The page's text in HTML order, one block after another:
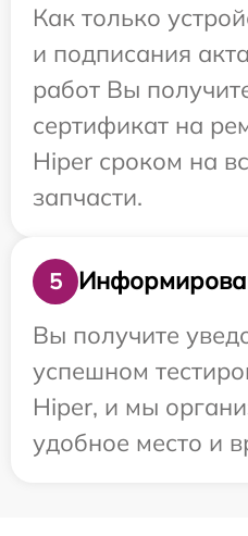
Как только
и подписания
работ Вы
сертификат на
Hiper сроком на
запчасти.
5
Вы получите
успешном
Hiper, и мы
удобное место и